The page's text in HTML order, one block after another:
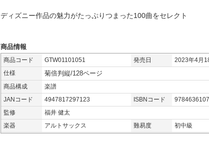
ディズニー作品の魅力がたっぷりつまった100曲をセレクト
商品情報
商品コード GTW01101051 発売日
2023年4月
仕様
菊倍判縦/128ページ
商品構成
楽譜
JANコード
4947817297123 ISBNコード
監修
福井 健太
楽器
アルトサックス 難易度 初中級